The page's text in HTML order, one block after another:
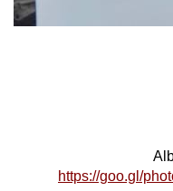
https://goo.gl/